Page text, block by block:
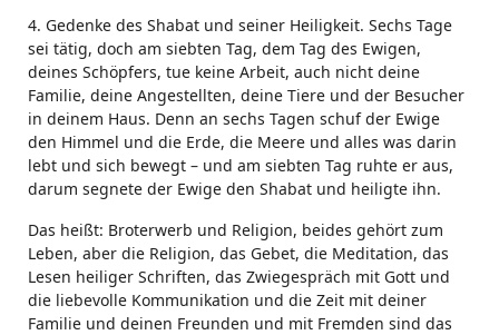
4. Gedenke des Shabat und seiner Heiligkeit. Sechs Tage
sei tätig, doch am siebten Tag, dem Tag des Ewigen,
deines Schöpfers, tue keine Arbeit, auch nicht deine
Familie, deine Angestellten, deine Tiere und der Besucher
in deinem Haus. Denn an sechs Tagen schuf der Ewige
den Himmel und die Erde, die Meere und alles was darin
lebt und sich bewegt – und am siebten Tag ruhte er aus,
darum segnete der Ewige den Shabat und heiligte ihn.
Das heißt: Broterwerb und Religion, beides gehört zum
Leben, aber die Religion, das Gebet, die Meditation, das
Lesen heiliger Schriften, das Zwiegespräch mit Gott und
die liebevolle Kommunikation und die Zeit mit deiner
Familie und deinen Freunden und mit Fremden sind das